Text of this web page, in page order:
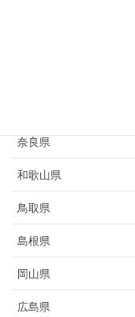
奈良県
和歌山県
鳥取県
島根県
岡山県
広島県